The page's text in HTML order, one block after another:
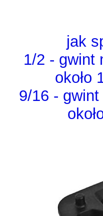
jak
1/2 - gwint
około
9/16 -